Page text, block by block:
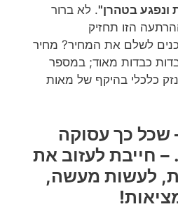
ונפגע בטהרן". לא ברור
הזו תחזיק
לשלם את המחיר? מחיר
כבדות מאוד; במספר
כלכלי בהיקף של מאות
שכל כך עסוקה
חייבת לעזוב את
לעשות מעשה,